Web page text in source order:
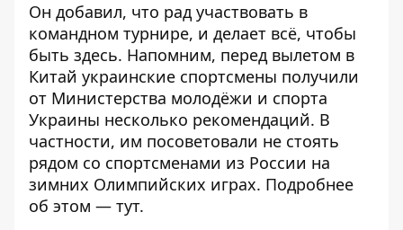
Он добавил, что рад участвовать в
командном турнире, и делает всё, чтобы
быть здесь. Напомним, перед вылетом в
Китай украинские спортсмены получили
от Министерства молодёжи и спорта
Украины несколько рекомендаций. В
частности, им посоветовали не стоять
рядом со спортсменами из России на
зимних Олимпийских играх. Подробнее
об этом — тут.